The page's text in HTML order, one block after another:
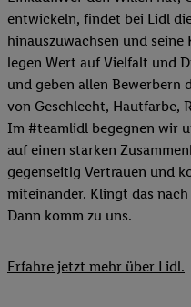
entwickeln, findet bei Lidl
hinauszuwachsen und
legen Wert auf Vielfalt und
und geben allen Bewerbern
von Geschlecht, Hautfarbe,
Im #teamlidl begegnen wir
auf einen starken
gegenseitig Vertrauen und
miteinander. Klingt das
Dann komm zu uns.​
Erfahre jetzt mehr über Lidl.